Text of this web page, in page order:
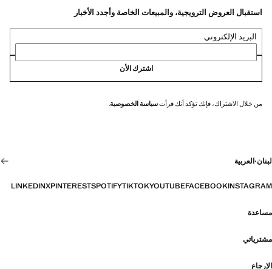
استقبال العروض الترويجية، والمبيعات الخاصة وأجدد الأخبار
البريد الإلكتروني
اشترك الأن
من خلال الاشتراك، فإنك تؤكد أنك قرأتسياسة الخصوصية.
لبنان·العربية
INSTAGRAM
FACEBOOK
YOUTUBE
TIKTOK
SPOTIFY
PINTEREST
X
LINKEDIN
مساعدة
مشترياتي
الإرجاع